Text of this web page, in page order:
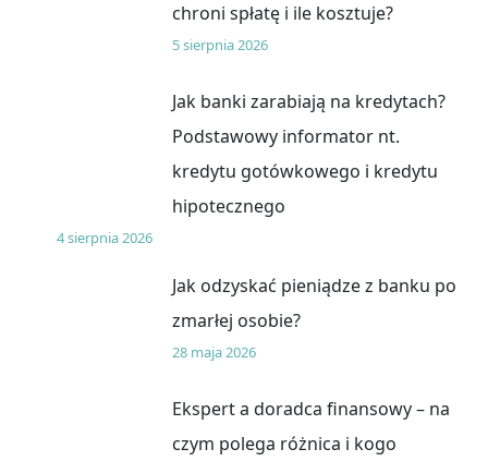
chroni spłatę i ile kosztuje?
5 sierpnia 2026
Jak banki zarabiają na kredytach?
Podstawowy informator nt.
kredytu gotówkowego i kredytu
hipotecznego
4 sierpnia 2026
Jak odzyskać pieniądze z banku po
zmarłej osobie?
28 maja 2026
Ekspert a doradca finansowy – na
czym polega różnica i kogo